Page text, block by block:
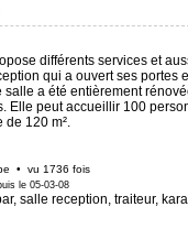
différents services et
qui a ouvert ses portes
salle a été entièrement
Elle peut accueillir 100
de 120 m².
• vu 1736 fois
le 05-03-08
salle reception, traiteur,